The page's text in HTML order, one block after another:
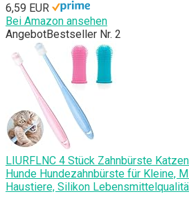
6,59 EUR
Bei Amazon ansehen
AngebotBestseller Nr. 2
LIURFLNC 4 Stück Zahnbürste
Hunde Hundezahnbürste für Kleine,
Haustiere, Silikon